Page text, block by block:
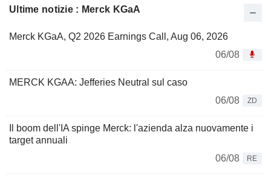
Ultime notizie : Merck KGaA
Merck KGaA, Q2 2026 Earnings Call, Aug 06, 2026
06/08
MERCK KGAA: Jefferies Neutral sul caso
06/08
ZD
Il boom dell'IA spinge Merck: l'azienda alza nuovamente i
target annuali
06/08
RE